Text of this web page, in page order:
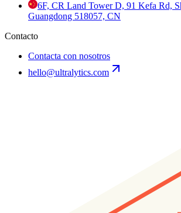
6F, CR Land Tower D, 91 Kefa Rd,
Guangdong 518057, CN
Contacto
Contacta con nosotros
hello@ultralytics.com